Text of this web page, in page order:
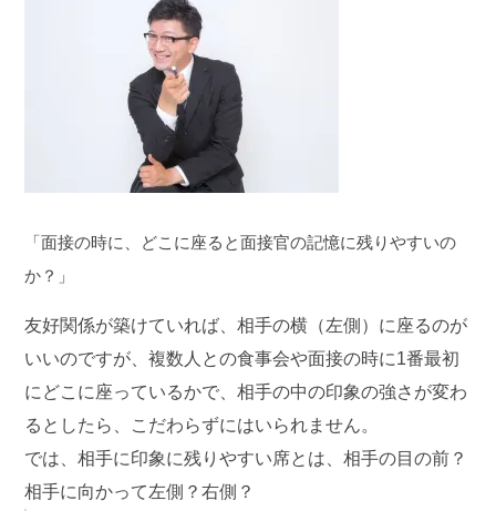
「面接の時に、どこに座ると面接官の記憶に残りやすいの
か？」
友好関係が築けていれば、相手の横（左側）に座るのが
いいのですが、複数人との食事会や面接の時に1番最初
にどこに座っているかで、相手の中の印象の強さが変わ
るとしたら、こだわらずにはいられません。
では、相手に印象に残りやすい席とは、相手の目の前？
相手に向かって左側？右側？